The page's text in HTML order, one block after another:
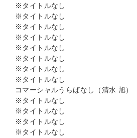
※タイトルなし
※タイトルなし
※タイトルなし
※タイトルなし
※タイトルなし
※タイトルなし
※タイトルなし
※タイトルなし
コマーシャルうらばなし（清水 旭）
※タイトルなし
※タイトルなし
※タイトルなし
※タイトルなし